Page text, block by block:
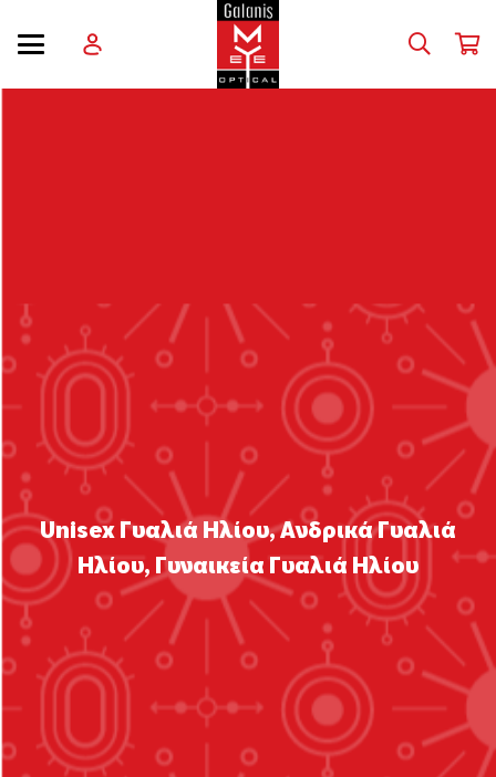
Unisex Γυαλιά Ηλίου,Ανδρικά Γυαλιά
Ηλίου, Γυναικεία Γυαλιά Ηλίου